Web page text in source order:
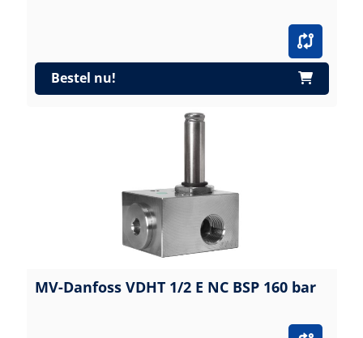
Bestel nu!
MV-Danfoss VDHT 1/2 E NC BSP 160 bar